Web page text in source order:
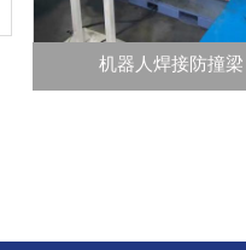
机器人焊接防撞梁